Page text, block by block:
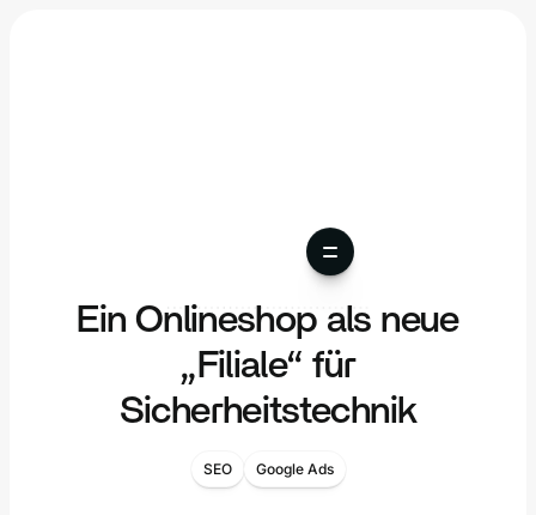
Ein Onlineshop als neue
„Filiale“ für
Sicherheitstechnik
SEO Google Ads